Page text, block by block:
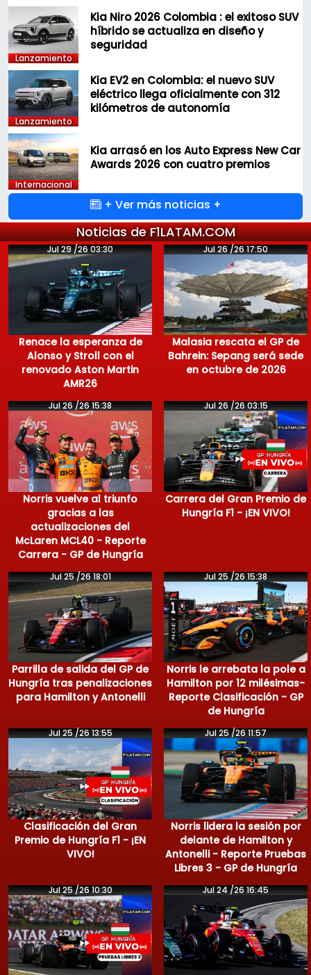
Lanzamiento
Kia Niro 2026 Colombia : el exitoso SUV
híbrido se actualiza en diseño y
seguridad
Lanzamiento
Kia EV2 en Colombia: el nuevo SUV
eléctrico llega oficialmente con 312
kilómetros de autonomía
Internacional
Kia arrasó en los Auto Express New Car
Awards 2026 con cuatro premios
+ Ver más noticias +
Noticias de F1LATAM.COM
Jul 29 /26 03:30
Renace la esperanza de
Alonso y Stroll con el
renovado Aston Martin
AMR26
Jul 26 /26 17:50
Malasia rescata el GP de
Bahrein: Sepang será sede
en octubre de 2026
Jul 26 /26 15:38
Norris vuelve al triunfo
gracias a las
actualizaciones del
McLaren MCL40 - Reporte
Carrera - GP de Hungría
Jul 26 /26 03:15
Carrera del Gran Premio de
Hungría F1 - ¡EN VIVO!
Jul 25 /26 18:01
Parrilla de salida del GP de
Hungría tras penalizaciones
para Hamilton y Antonelli
Jul 25 /26 15:38
Norris le arrebata la pole a
Hamilton por 12 milésimas-
Reporte Clasificación - GP
de Hungría
Jul 25 /26 13:55
Clasificación del Gran
Premio de Hungría F1 - ¡EN
VIVO!
Jul 25 /26 11:57
Norris lidera la sesión por
delante de Hamilton y
Antonelli - Reporte Pruebas
Libres 3 - GP de Hungría
Jul 25 /26 10:30 Jul 24 /26 16:45